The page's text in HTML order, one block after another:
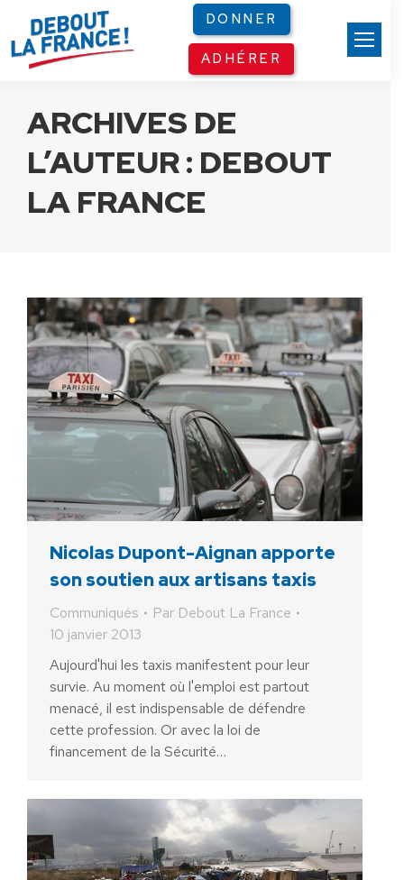
DONNER
ADHÉRER
ARCHIVES DE
L’AUTEUR : DEBOUT
LA FRANCE
Nicolas Dupont-Aignan apporte
son soutien aux artisans taxis
Communiqués Par Debout La France
10 janvier 2013
Aujourd'hui les taxis manifestent pour leur
survie. Au moment où l'emploi est partout
menacé, il est indispensable de défendre
cette profession. Or avec la loi de
financement de la Sécurité…
Panneau de gestion des cookies